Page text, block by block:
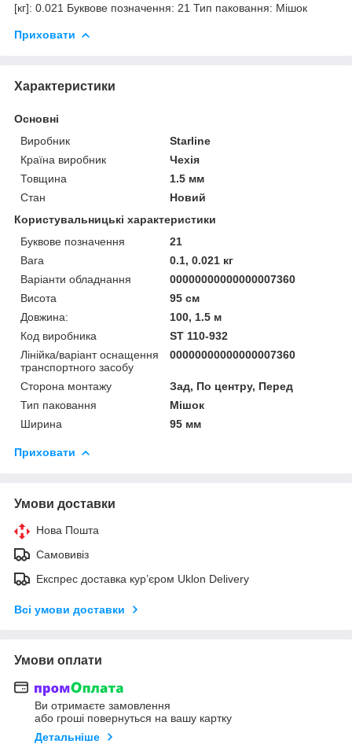
[кг]: 0.021 Буквове позначення: 21 Тип паковання: Мішок
Приховати
Характеристики
Основні
Виробник
Starline
Країна виробник
Чехія
Товщина
1.5 мм
Стан
Новий
Користувальницькі характеристики
Буквове позначення
21
Вага
0.1, 0.021 кг
Варіанти обладнання
00000000000000007360
Висота
95 см
Довжина:
100, 1.5 м
Код виробника
ST 110-932
Лінійка/варіант оснащення
транспортного засобу
00000000000000007360
Сторона монтажу
Зад, По центру, Перед
Тип паковання
Мішок
Ширина
95 мм
Приховати
Умови доставки
Нова Пошта
Самовивіз
Експрес доставка кур’єром Uklon Delivery
Всі умови доставки
Умови оплати
Ви отримаєте замовлення
або гроші повернуться на вашу картку
Детальніше